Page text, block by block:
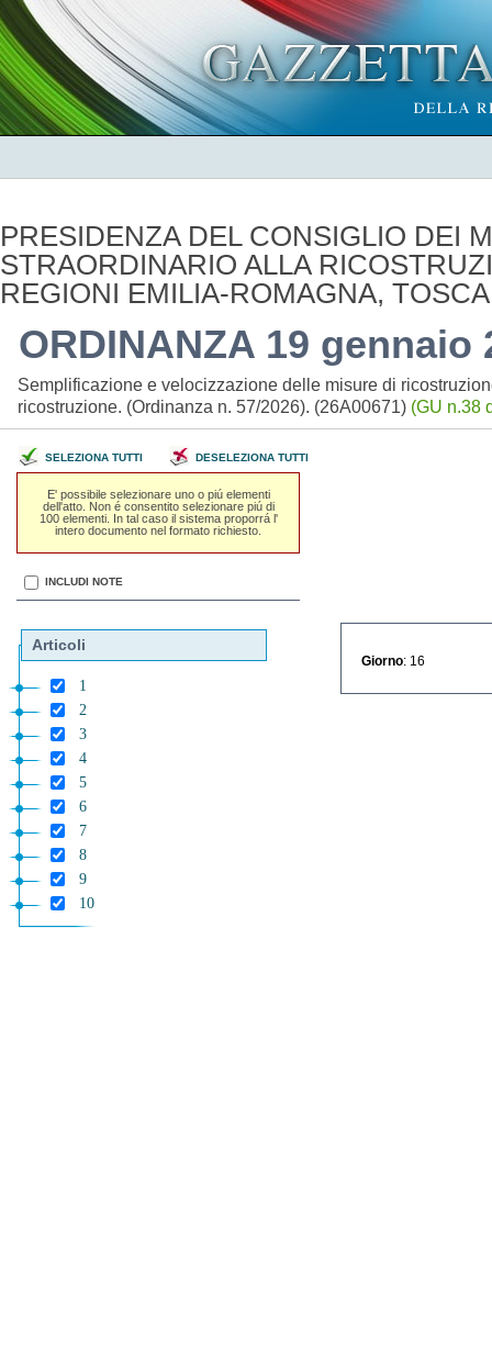
PRESIDENZA DEL CONSIGLIO DEI
STRAORDINARIO ALLA
REGIONI EMILIA-ROMAGNA,
ORDINANZA 19 gennaio
Semplificazione e velocizzazione delle misure di
ricostruzione. (Ordinanza n. 57/2026). (26A00671) (GU n.38
SELEZIONA TUTTI DESELEZIONA TUTTI
E' possibile selezionare uno o piú elementi
dell'atto. Non é consentito selezionare piú di
100 elementi. In tal caso il sistema proporrá l'
intero documento nel formato richiesto.
INCLUDI NOTE
Articoli
1
2
3
4
5
6
7
8
9
10
Giorno : 16